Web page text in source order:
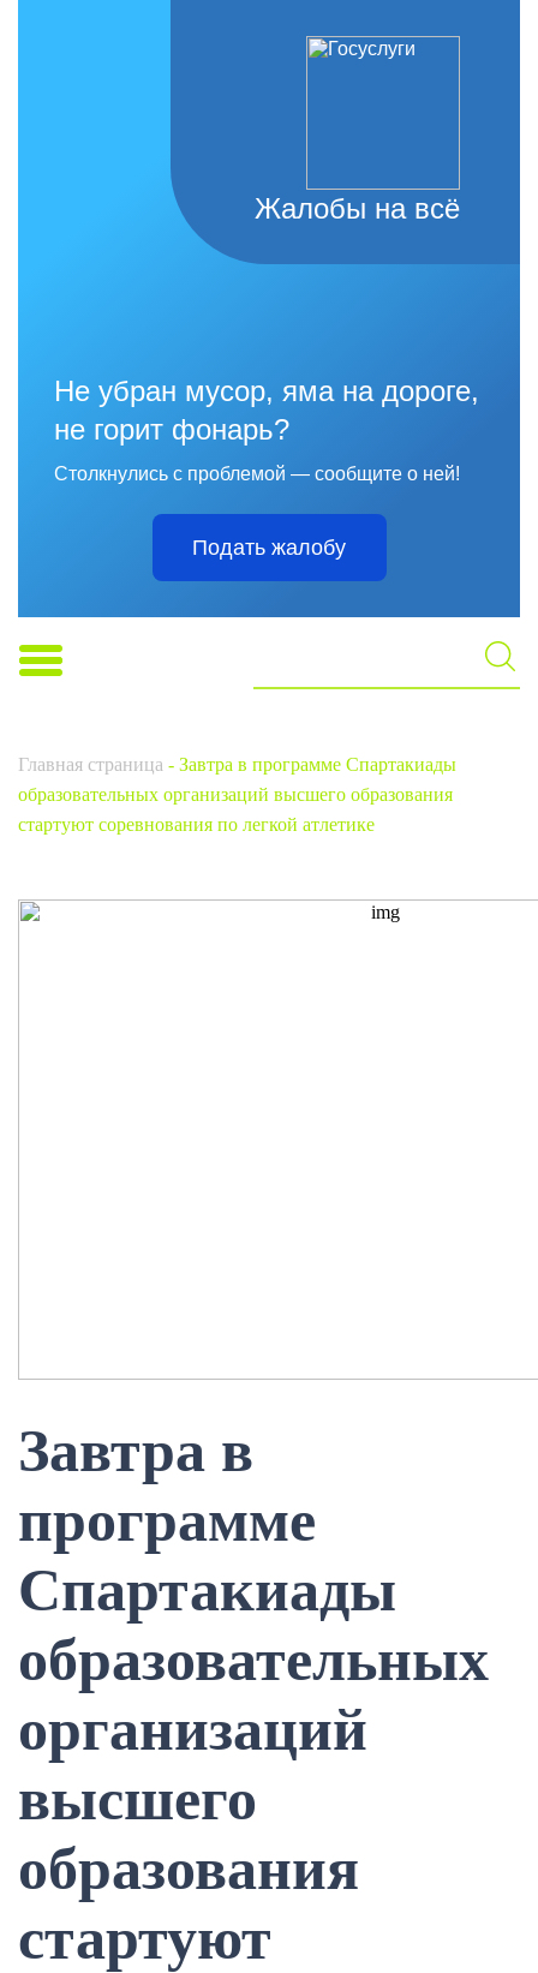
Жалобы на всё
Не убран мусор, яма на дороге,
не горит фонарь?
Столкнулись с проблемой — сообщите о ней!
Подать жалобу
Главная страница - Завтра в программе Спартакиады
образовательных организаций высшего образования
стартуют соревнования по легкой атлетике
Завтра в
программе
Спартакиады
образовательных
организаций
высшего
образования
стартуют